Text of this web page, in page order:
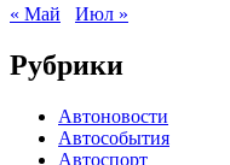
« Май
Июл »
Рубрики
Автоновости
Автособытия
Автоспорт